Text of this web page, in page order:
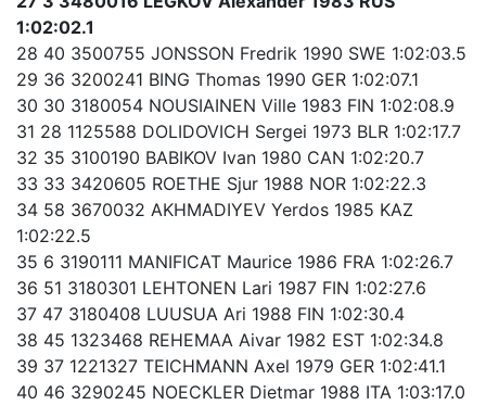
1:02:02.1
28 40 3500755 JONSSON Fredrik 1990 SWE 1:02:03.5
29 36 3200241 BING Thomas 1990 GER 1:02:07.1
30 30 3180054 NOUSIAINEN Ville 1983 FIN 1:02:08.9
31 28 1125588 DOLIDOVICH Sergei 1973 BLR 1:02:17.7
32 35 3100190 BABIKOV Ivan 1980 CAN 1:02:20.7
33 33 3420605 ROETHE Sjur 1988 NOR 1:02:22.3
34 58 3670032 AKHMADIYEV Yerdos 1985 KAZ
1:02:22.5
35 6 3190111 MANIFICAT Maurice 1986 FRA 1:02:26.7
36 51 3180301 LEHTONEN Lari 1987 FIN 1:02:27.6
37 47 3180408 LUUSUA Ari 1988 FIN 1:02:30.4
38 45 1323468 REHEMAA Aivar 1982 EST 1:02:34.8
39 37 1221327 TEICHMANN Axel 1979 GER 1:02:41.1
40 46 3290245 NOECKLER Dietmar 1988 ITA 1:03:17.0